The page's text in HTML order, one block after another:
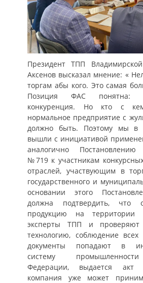
Президент ТПП
Аксенов высказал мнение: «
торгам абы кого. Это самая
Позиция ФАС понятна:
конкуренция. Но кто с кем
нормальное предприятие с
должно быть. Поэтому мы в
вышли с инициативой
аналогично Постановлению
№719 к участникам
отраслей, участвующим в
государственного и
основании этого
должна подтвердить, что
продукцию на
эксперты ТПП и проверяют
технологию, соблюдение всех
документы попадают в
систему
Федерации, выдается акт
компания уже может